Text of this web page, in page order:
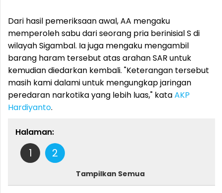
Dari hasil pemeriksaan awal, AA mengaku
memperoleh sabu dari seorang pria berinisial S di
wilayah Sigambal. Ia juga mengaku mengambil
barang haram tersebut atas arahan SAR untuk
kemudian diedarkan kembali. "Keterangan tersebut
masih kami dalami untuk mengungkap jaringan
peredaran narkotika yang lebih luas," kataAKP
Hardiyanto.
Halaman:
1 2
Tampilkan Semua